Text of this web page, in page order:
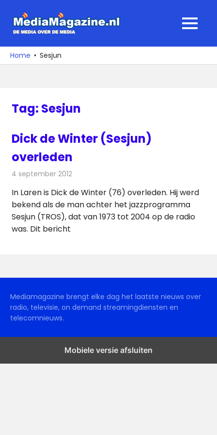
naar
media
over
MENU
Home Sesjun
Tag: Sesjun
Dick de Winter (Sesjun)
overleden
4 september 2012
In Laren is Dick de Winter (76) overleden. Hij werd
bekend als de man achter het jazzprogramma
Sesjun (TROS), dat van 1973 tot 2004 op de radio
was. Dit bericht
Mediamagazine brengt elke dag het laatste nieuws over
radio, televisie, on demand streamingdiensten en
telecomnieuws.
Mobiele versie afsluiten